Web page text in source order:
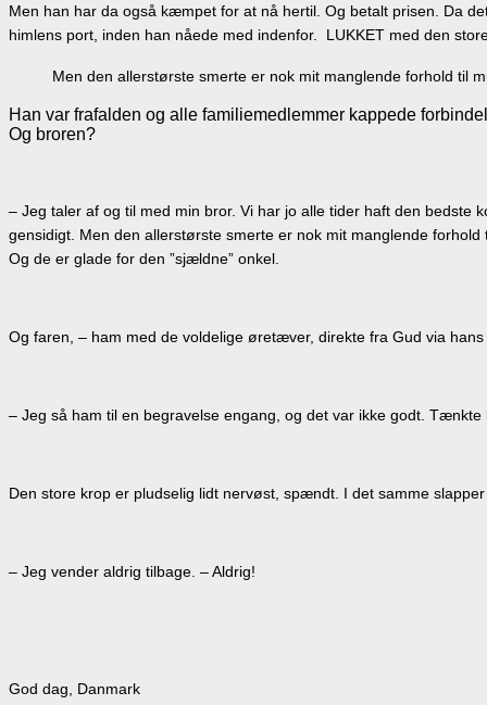
Men han har da også kæmpet for at nå hertil. Og betalt prisen. Da
himlens port, inden han nåede med indenfor. LUKKET med den
Men den allerstørste smerte er nok mit manglende forhold til
Han var frafalden og alle familiemedlemmer kappede
Og broren?
– Jeg taler af og til med min bror. Vi har jo alle tider haft den
gensidigt. Men den allerstørste smerte er nok mit manglende
Og de er glade for den ”sjældne” onkel.
Og faren, – ham med de voldelige øretæver, direkte fra Gud via
– Jeg så ham til en begravelse engang, og det var ikke godt.
Den store krop er pludselig lidt nervøst, spændt. I det samme
– Jeg vender aldrig tilbage. – Aldrig!
God dag, Danmark